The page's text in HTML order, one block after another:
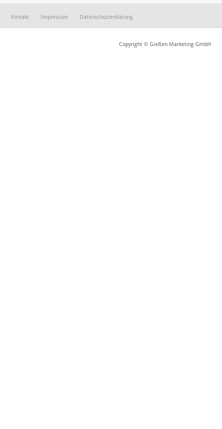
Kontakt Impressum Datenschutzerklärung
Copyright © Gießen Marketing GmbH